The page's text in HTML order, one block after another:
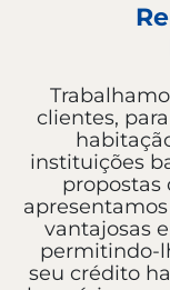
clientes,
instituições
propostas
vantajosas
permitindo-
seu crédito